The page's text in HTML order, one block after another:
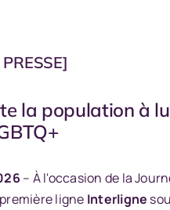
la population à
– À l'occasion de la
ligne Interligne